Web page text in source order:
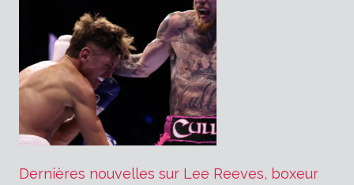
Dernières nouvelles sur Lee Reeves, boxeur